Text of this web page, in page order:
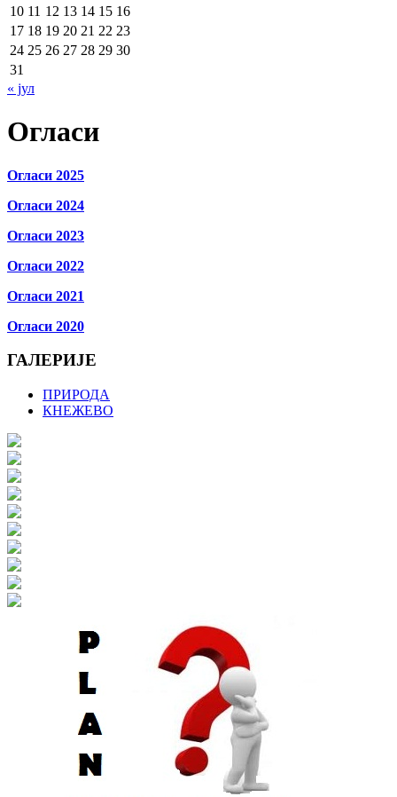
10 11 12 13 14 15 16
17 18 19 20 21 22 23
24 25 26 27 28 29 30
31
« јул
Огласи
Огласи 2025
Огласи 2024
Огласи 2023
Огласи 2022
Огласи 2021
Огласи 2020
ГАЛЕРИЈЕ
ПРИРОДА
КНЕЖЕВО